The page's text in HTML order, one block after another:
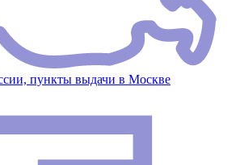
пункты выдачи в Москве